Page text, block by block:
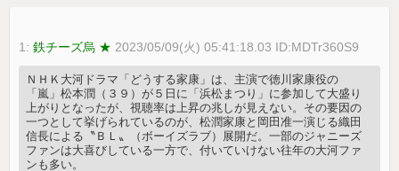
1:鉄チーズ烏 ★ 2023/05/09(火) 05:41:18.03 ID:MDTr360S9
ＮＨＫ大河ドラマ「どうする家康」は、主演で徳川家康役の
「嵐」松本潤（３９）が５日に「浜松まつり」に参加して大盛り
上がりとなったが、視聴率は上昇の兆しが見えない。その要因の
一つとして挙げられているのが、松潤家康と岡田准一演じる織田
信長による〝ＢＬ〟（ボーイズラブ）展開だ。一部のジャニーズ
ファンは大喜びしている一方で、付いていけない往年の大河ファ
ンも多い。